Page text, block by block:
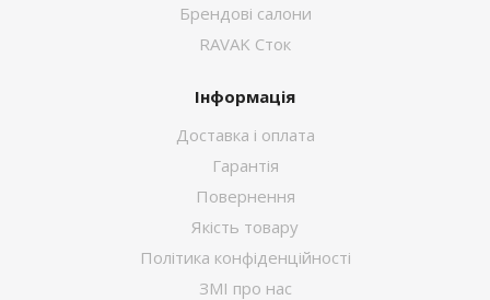
Брендові салони
RAVAK Сток
Інформація
Доставка і оплата
Гарантія
Повернення
Якість товару
Політика конфіденційності
ЗМІ про нас